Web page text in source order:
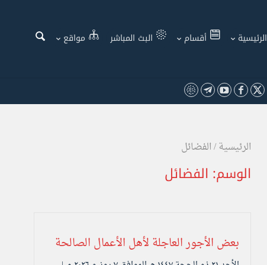
الرئيسية أقسام البث المباشر مواقع
الرئيسية/الفضائل
الوسم: الفضائل
بعض الأجور العاجلة لأهل الأعمال الصالحة